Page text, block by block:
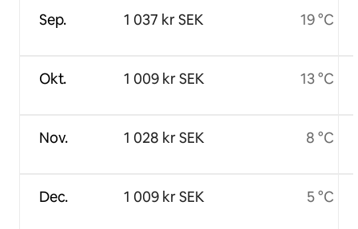
Sep.
Okt.
Nov.
Dec.
1 037 kr SEK
1 009 kr SEK
1 028 kr SEK
1 009 kr SEK
19 °C
13 °C
8 °C
5 °C